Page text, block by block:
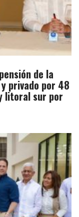
de la
privado por 48
litoral sur por